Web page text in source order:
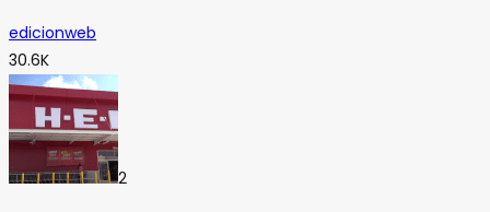
edicionweb
30.6K
2